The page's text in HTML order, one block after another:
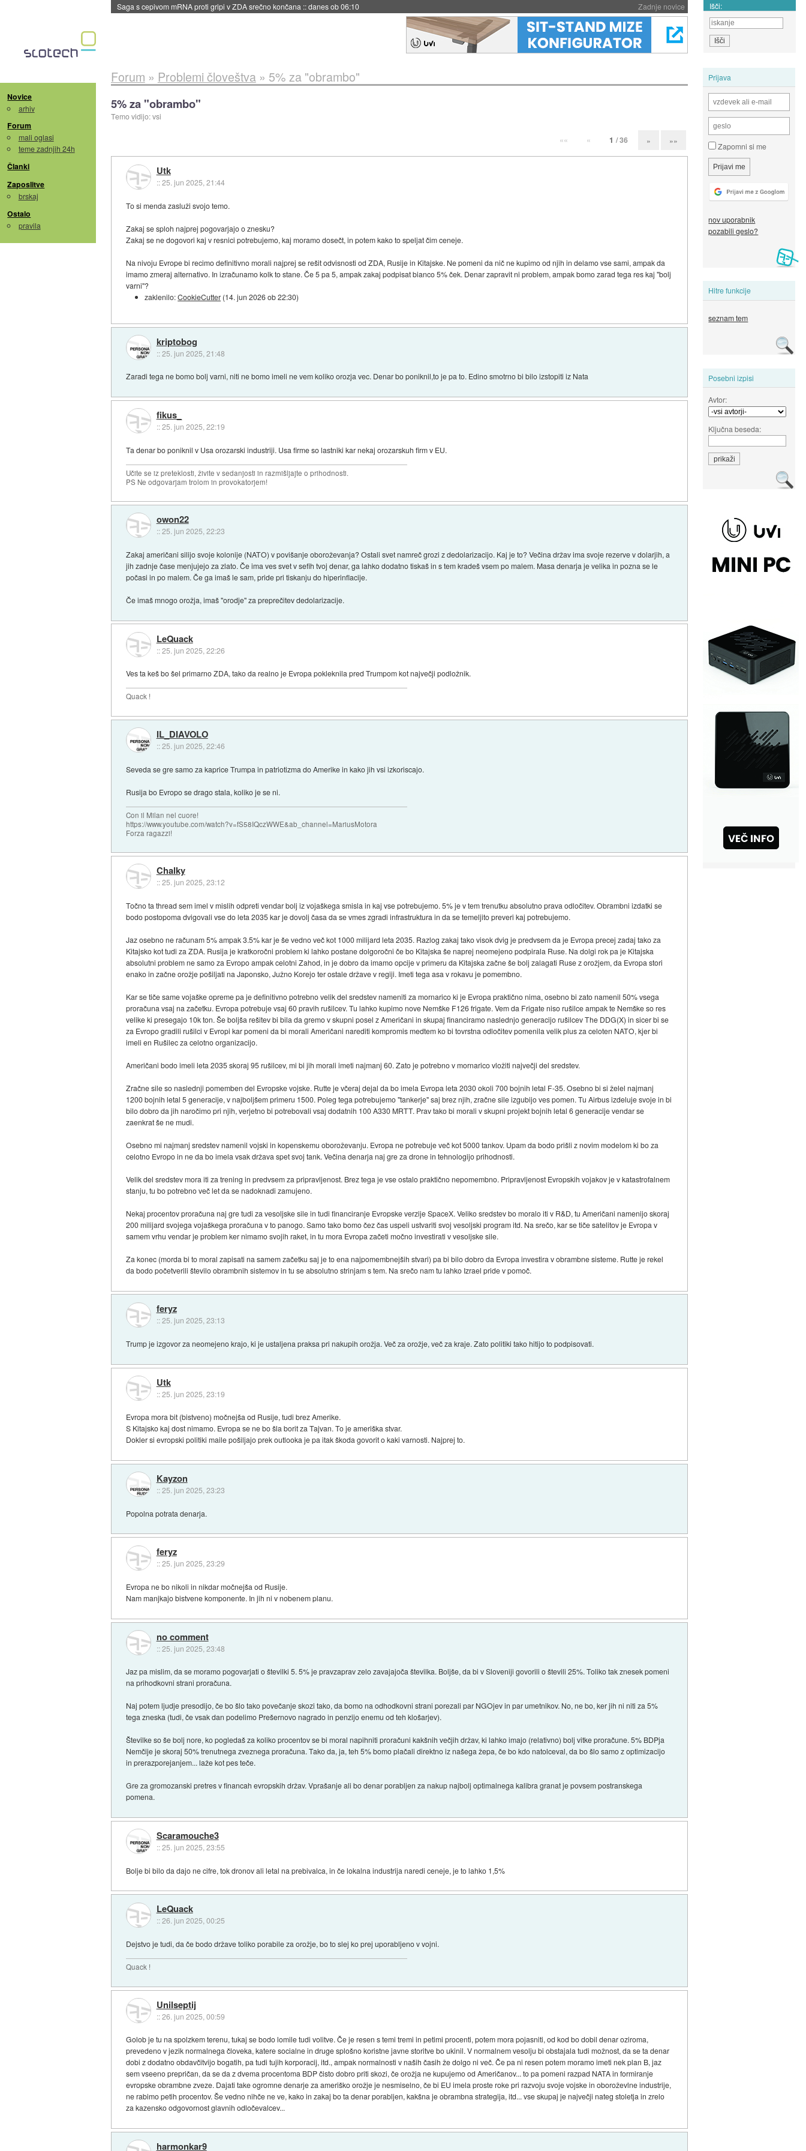
Zadnje novice
BMW v vozilih začel predvajati reklame::danes ob 06:09 Išči:
Novice
arhiv
Forum
mali oglasi
teme zadnjih 24h
Članki
Zaposlitve
brskaj
Ostalo
pravila
Prijava
Zapomni si me
nov uporabnik
pozabili geslo?
Hitre funkcije
seznam tem
Posebni izpisi
Avtor:
Ključna beseda:
Forum » Problemi človeštva» 5% za "obrambo"
5% za "obrambo"
Temo vidijo: vsi
«« « 1 / 36 » »»
Utk
::25. jun 2025, 21:44
To si menda zasluži svojo temo.
Zakaj se sploh najprej pogovarjajo o znesku?
Zakaj se ne dogovori kaj v resnici potrebujemo, kaj moramo dosečt, in potem kako to speljat čim ceneje.
Na nivoju Evrope bi recimo definitivno morali najprej se rešit odvisnosti od ZDA, Rusije in Kitajske. Ne pomeni da nič ne kupimo od njih in delamo vse sami, ampak da
imamo zmeraj alternativo. In izračunamo kolk to stane. Če 5 pa 5, ampak zakaj podpisat bianco 5% ček. Denar zapravit ni problem, ampak bomo zarad tega res kaj "bolj
varni"?
zaklenilo:CookieCutter (14. jun 2026 ob 22:30)
kriptobog
::25. jun 2025, 21:48
Zaradi tega ne bomo bolj varni, niti ne bomo imeli ne vem koliko orozja vec. Denar bo poniknil,to je pa to. Edino smotrno bi bilo izstopiti iz Nata
fikus_
::25. jun 2025, 22:19
Ta denar bo poniknil v Usa orozarski industriji. Usa firme so lastniki kar nekaj orozarskuh firm v EU.
Učite se iz preteklosti, živite v sedanjosti in razmišljajte o prihodnosti.
PS Ne odgovarjam trolom in provokatorjem!
owon22
::25. jun 2025, 22:23
Zakaj američani silijo svoje kolonije (NATO) v povišanje oboroževanja? Ostali svet namreč grozi z dedolarizacijo. Kaj je to? Večina držav ima svoje rezerve v dolarjih, a
jih zadnje čase menjujejo za zlato. Če ima ves svet v sefih tvoj denar, ga lahko dodatno tiskaš in s tem kradeš vsem po malem. Masa denarja je velika in pozna se le
počasi in po malem. Če ga imaš le sam, pride pri tiskanju do hiperinflacije.
Če imaš mnogo orožja, imaš "orodje" za preprečitev dedolarizacije.
LeQuack
::25. jun 2025, 22:26
Ves ta keš bo šel primarno ZDA, tako da realno je Evropa pokleknila pred Trumpom kot največji podložnik.
Quack !
IL_DIAVOLO
::25. jun 2025, 22:46
Seveda se gre samo za kaprice Trumpa in patriotizma do Amerike in kako jih vsi izkoriscajo.
Rusija bo Evropo se drago stala, koliko je se ni.
Con il Milan nel cuore!
https://www.youtube.com/watch?v=fS58IQczWWE&ab_channel=MariusMotora
Forza ragazzi!
Chalky
::25. jun 2025, 23:12
Točno ta thread sem imel v mislih odpreti vendar bolj iz vojaškega smisla in kaj vse potrebujemo. 5% je v tem trenutku absolutno prava odločitev. Obrambni izdatki se
bodo postopoma dvigovali vse do leta 2035 kar je dovolj časa da se vmes zgradi infrastruktura in da se temeljito preveri kaj potrebujemo.
Jaz osebno ne računam 5% ampak 3.5% kar je še vedno več kot 1000 milijard leta 2035. Razlog zakaj tako visok dvig je predvsem da je Evropa precej zadaj tako za
Kitajsko kot tudi za ZDA. Rusija je kratkoročni problem ki lahko postane dolgoročni če bo Kitajska še naprej neomejeno podpirala Ruse. Na dolgi rok pa je Kitajska
absolutni problem ne samo za Evropo ampak celotni Zahod, in je dobro da imamo opcije v primeru da Kitajska začne še bolj zalagati Ruse z orožjem, da Evropa stori
enako in začne orožje pošiljati na Japonsko, Južno Korejo ter ostale države v regiji. Imeti tega asa v rokavu je pomembno.
Kar se tiče same vojaške opreme pa je definitivno potrebno velik del sredstev nameniti za mornarico ki je Evropa praktično nima, osebno bi zato namenil 50% vsega
proračuna vsaj na začetku. Evropa potrebuje vsaj 60 pravih rušilcev. Tu lahko kupimo nove Nemške F126 frigate. Vem da Frigate niso rušilce ampak te Nemške so res
velike ki presegajo 10k ton. Še boljša rešitev bi bila da gremo v skupni posel z Američani in skupaj financiramo naslednjo generacijo rušilcev The DDG(X) in sicer bi se
za Evropo gradili rušilci v Evropi kar pomeni da bi morali Američani narediti kompromis medtem ko bi tovrstna odločitev pomenila velik plus za celoten NATO, kjer bi
imeli en Rušilec za celotno organizacijo.
Američani bodo imeli leta 2035 skoraj 95 rušilcev, mi bi jih morali imeti najmanj 60. Zato je potrebno v mornarico vložiti največji del sredstev.
Zračne sile so naslednji pomemben del Evropske vojske. Rutte je včeraj dejal da bo imela Evropa leta 2030 okoli 700 bojnih letal F-35. Osebno bi si želel najmanj
1200 bojnih letal 5 generacije, v najboljšem primeru 1500. Poleg tega potrebujemo "tankerje" saj brez njih, zračne sile izgubijo ves pomen. Tu Airbus izdeluje svoje in bi
bilo dobro da jih naročimo pri njih, verjetno bi potrebovali vsaj dodatnih 100 A330 MRTT. Prav tako bi morali v skupni projekt bojnih letal 6 generacije vendar se
zaenkrat še ne mudi.
Osebno mi najmanj sredstev namenil vojski in kopenskemu oboroževanju. Evropa ne potrebuje več kot 5000 tankov. Upam da bodo prišli z novim modelom ki bo za
celotno Evropo in ne da bo imela vsak država spet svoj tank. Večina denarja naj gre za drone in tehnologijo prihodnosti.
Velik del sredstev mora iti za trening in predvsem za pripravljenost. Brez tega je vse ostalo praktično nepomembno. Pripravljenost Evropskih vojakov je v katastrofalnem
stanju, tu bo potrebno več let da se nadoknadi zamujeno.
Nekaj procentov proračuna naj gre tudi za vesoljske sile in tudi financiranje Evropske verzije SpaceX. Veliko sredstev bo moralo iti v R&D, tu Američani namenijo skoraj
200 milijard svojega vojaškega proračuna v to panogo. Samo tako bomo čez čas uspeli ustvariti svoj vesoljski program itd. Na srečo, kar se tiče satelitov je Evropa v
samem vrhu vendar je problem ker nimamo svojih raket, in tu mora Evropa začeti močno investirati v vesoljske sile.
Za konec (morda bi to moral zapisati na samem začetku saj je to ena najpomembnejših stvari) pa bi bilo dobro da Evropa investira v obrambne sisteme. Rutte je rekel
da bodo početverili število obrambnih sistemov in tu se absolutno strinjam s tem. Na srečo nam tu lahko Izrael pride v pomoč.
feryz
::25. jun 2025, 23:13
Trump je izgovor za neomejeno krajo, ki je ustaljena praksa pri nakupih orožja. Več za orožje, več za kraje. Zato politiki tako hitijo to podpisovati.
Utk
::25. jun 2025, 23:19
Evropa mora bit (bistveno) močnejša od Rusije, tudi brez Amerike.
S Kitajsko kaj dost nimamo. Evropa se ne bo šla borit za Tajvan. To je ameriška stvar.
Dokler si evropski politiki maile pošiljajo prek outlooka je pa itak škoda govorit o kaki varnosti. Najprej to.
Kayzon
::25. jun 2025, 23:23
Popolna potrata denarja.
feryz
::25. jun 2025, 23:29
Evropa ne bo nikoli in nikdar močnejša od Rusije.
Nam manjkajo bistvene komponente. In jih ni v nobenem planu.
no comment
::25. jun 2025, 23:48
Jaz pa mislim, da se moramo pogovarjati o številki 5. 5% je pravzaprav zelo zavajajoča številka. Boljše, da bi v Sloveniji govorili o števili 25%. Toliko tak znesek pomeni
na prihodkovni strani proračuna.
Naj potem ljudje presodijo, če bo šlo tako povečanje skozi tako, da bomo na odhodkovni strani porezali par NGOjev in par umetnikov. No, ne bo, ker jih ni niti za 5%
tega zneska (tudi, če vsak dan podelimo Prešernovo nagrado in penzijo enemu od teh klošarjev).
Številke so še bolj nore, ko pogledaš za koliko procentov se bi moral napihniti proračuni kakšnih večjih držav, ki lahko imajo (relativno) bolj vitke proračune. 5% BDPja
Nemčije je skoraj 50% trenutnega zveznega proračuna. Tako da, ja, teh 5% bomo plačali direktno iz našega žepa, če bo kdo natolceval, da bo šlo samo z optimizacijo
in prerazporejanjem... laže kot pes teče.
Gre za gromozanski pretres v financah evropskih držav. Vprašanje ali bo denar porabljen za nakup najbolj optimalnega kalibra granat je povsem postranskega
pomena.
Scaramouche3
::25. jun 2025, 23:55
Bolje bi bilo da dajo ne cifre, tok dronov ali letal na prebivalca, in če lokalna industrija naredi ceneje, je to lahko 1,5%
LeQuack
::26. jun 2025, 00:25
Dejstvo je tudi, da če bodo države toliko porabile za orožje, bo to slej ko prej uporabljeno v vojni.
Quack !
Unilseptij
::26. jun 2025, 00:59
Golob je tu na spolzkem terenu, tukaj se bodo lomile tudi volitve. Če je resen s temi tremi in petimi procenti, potem mora pojasniti, od kod bo dobil denar oziroma,
prevedeno v jezik normalnega človeka, katere socialne in druge splošno koristne javne storitve bo ukinil. V normalnem vesolju bi obstajala tudi možnost, da se ta denar
dobi z dodatno obdavčitvijo bogatih, pa tudi tujih korporacij, itd., ampak normalnosti v naših časih že dolgo ni več. Če pa ni resen potem moramo imeti nek plan B, jaz
sem vseeno prepričan, da se da z dvema procentoma BDP čisto dobro priti skozi, če orožja ne kupujemo od Američanov... to pa pomeni razpad NATA in formiranje
evropske obrambne zveze. Dajati take ogromne denarje za ameriško orožje je nesmiselno, če bi EU imela proste roke pri razvoju svoje vojske in oboroževlne industrije,
ne rabimo petih procentov. Še vedno nihče ne ve, kako in zakaj bo ta denar porabljen, kakšna je obrambna strategija, itd... vse skupaj je največji nateg stoletja in zrelo
za kazensko odgovornost glavnih odločevalcev...
harmonkar9